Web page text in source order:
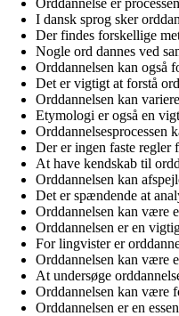
I dansk sprog sker
Der findes forskellige
Nogle ord dannes ved
Orddannelsen kan også
Det er vigtigt at forstå
Orddannelsen kan
Etymologi er også en
Orddannelsesprocessen
Der er ingen faste regler
At have kendskab til
Orddannelsen kan
Det er spændende at
Orddannelsen kan være
Orddannelsen er en
For lingvister er
Orddannelsen kan være
At undersøge
Orddannelsen kan være
Orddannelsen er en